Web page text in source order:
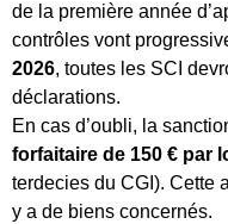
de la première année
contrôles vont
2026, toutes les SCI
déclarations.
En cas d’oubli, la
forfaitaire de 150 € par
terdecies du CGI). Cette
y a de biens concernés.